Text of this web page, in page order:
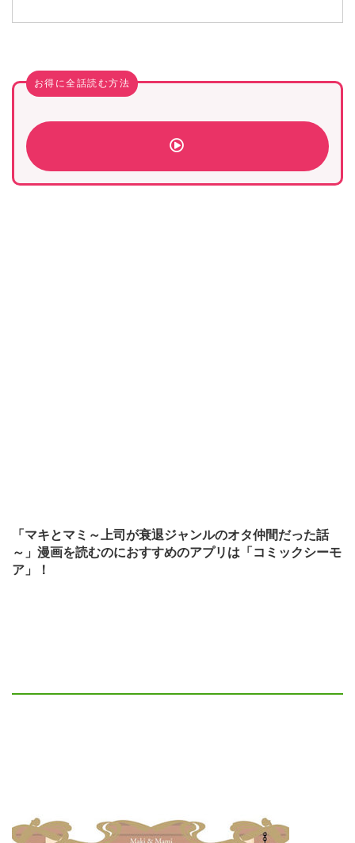
お得に全話読む方法
「マキとマミ～上司が衰退ジャンルのオタ仲間だった話
～」漫画を読むのにおすすめのアプリは「コミックシーモ
ア」！